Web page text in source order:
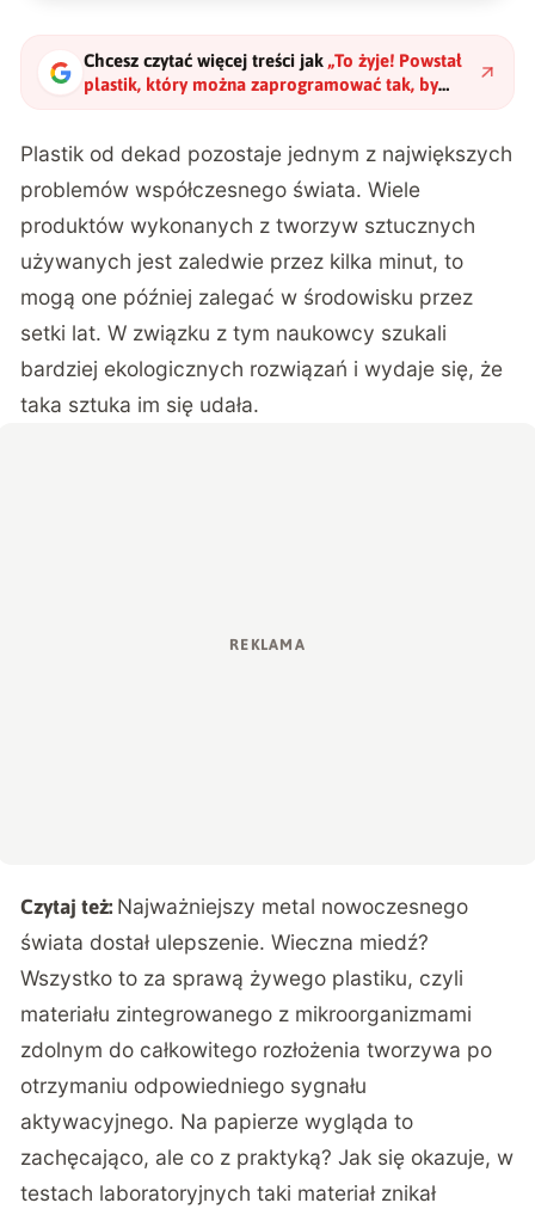
Chcesz czytać więcej treści jak „To żyje! Powstał
plastik, który można zaprogramować tak, by
rozpadł się na życzenie"?
Plastik od dekad pozostaje jednym z największych
problemów współczesnego świata. Wiele
produktów wykonanych z tworzyw sztucznych
używanych jest zaledwie przez kilka minut, to
mogą one później zalegać w środowisku przez
setki lat. W związku z tym naukowcy szukali
bardziej ekologicznych rozwiązań i wydaje się, że
taka sztuka im się udała.
Czytaj też: Najważniejszy metal nowoczesnego
świata dostał ulepszenie. Wieczna miedź?
Wszystko to za sprawą żywego plastiku, czyli
materiału zintegrowanego z mikroorganizmami
zdolnym do całkowitego rozłożenia tworzywa po
otrzymaniu odpowiedniego sygnału
aktywacyjnego. Na papierze wygląda to
zachęcająco, ale co z praktyką? Jak się okazuje, w
testach laboratoryjnych taki materiał znikał